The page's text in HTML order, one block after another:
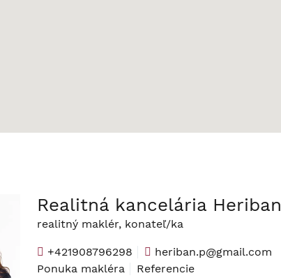
Realitná kancelária Heriban
realitný maklér, konateľ/ka
+421908796298
heriban.p@gmail.com
Ponuka makléra
Referencie